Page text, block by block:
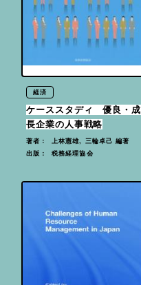
経済
ケーススタディ 優良・成
長企業の人事戦略
著者： 上林憲雄, 三輪卓己 編著
出版： 税務経理協会